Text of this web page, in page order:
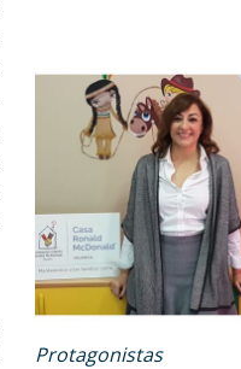
Protagonistas